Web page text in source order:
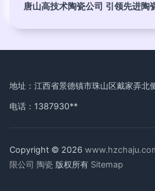
唐山高技术陶瓷公司 引领先进陶
地址：江西省景德镇市珠山区戴家弄北
电话：1387930**
Copyright © 2026
限公司 陶瓷 版权所有 Sitemap